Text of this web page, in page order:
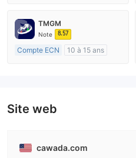
Market Making (MM)
cTrader
TMGM
Note 8.57
Compte ECN
10 à 15 ans
Site web
cawada.com